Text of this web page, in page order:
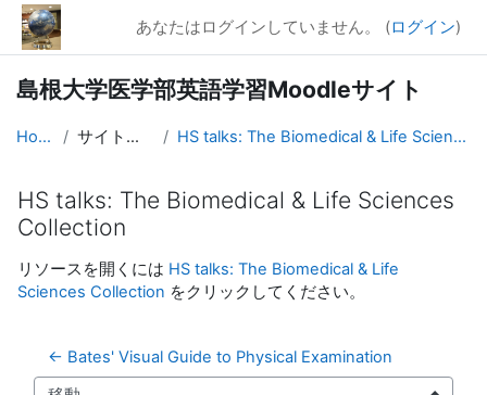
メインコンテンツへスキップする
あなたはログインしていません。 (ログイン)
島根大学医学部英語学習Moodleサイト
Home サイトページ HS talks: The Biomedical & Life Sciences Colle...
HS talks: The Biomedical & Life Sciences
Collection
完了要件
リソースを開くには HS talks: The Biomedical & Life
Sciences Collection をクリックしてください。
← Bates' Visual Guide to Physical Examination